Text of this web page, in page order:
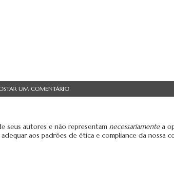
UM COMENTÁRIO
seus autores e não representam necessariamentea
aos padrões de ética e compliance da nossa